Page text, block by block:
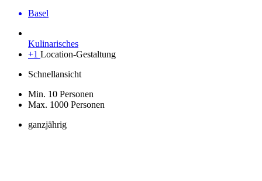
Basel
Kulinarisches
+1 Location-Gestaltung
Schnellansicht
Min. 10 Personen
Max. 1000 Personen
ganzjährig